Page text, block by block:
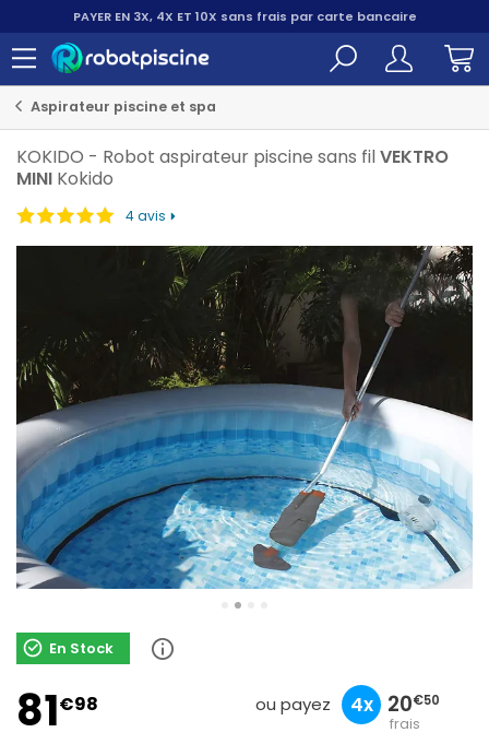
PAYER EN 3X, 4X ET 10X sans frais par carte bancaire
Aspirateur piscine et spa
KOKIDO - Robot aspirateur piscine sans filVEKTRO
MINI Kokido
4 avis
En Stock
81€98 ou payez
27 €33 4x 20€50
8€20
frais